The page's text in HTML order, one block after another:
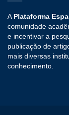
APlataforma
comunidade
e incentivar a
publicação de
mais diversas
conhecimento.